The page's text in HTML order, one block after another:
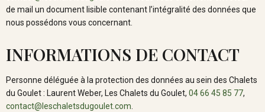
de mail un document lisible contenant l’intégralité des données que
nous possédons vous concernant.
INFORMATIONS DE CONTACT
Personne déléguée à la protection des données au sein des Chalets
du Goulet : Laurent Weber, Les Chalets du Goulet, 04 66 45 85 77,
contact@leschaletsdugoulet.com.